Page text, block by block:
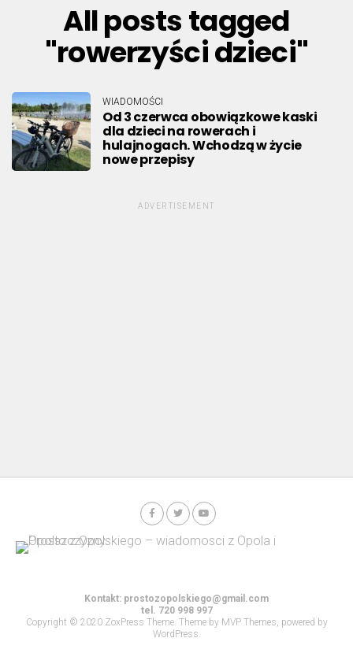
All posts tagged
"rowerzyści dzieci"
WIADOMOŚCI
Od 3 czerwca obowiązkowe kaski
dla dzieci na rowerach i
hulajnogach. Wchodzą w życie
nowe przepisy
ADVERTISEMENT
Kontakt: prostozopolskiego@gmail.com
tel. 720 998 997
Copyright © 2020 ZoxPress Theme. Theme by MVP Themes, powered by
WordPress.